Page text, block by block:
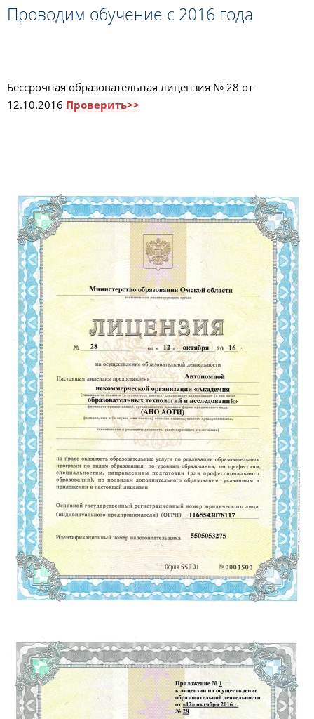
Проводим обучение с 2016 года
Бессрочная образовательная лицензия № 28 от
12.10.2016 Проверить>>